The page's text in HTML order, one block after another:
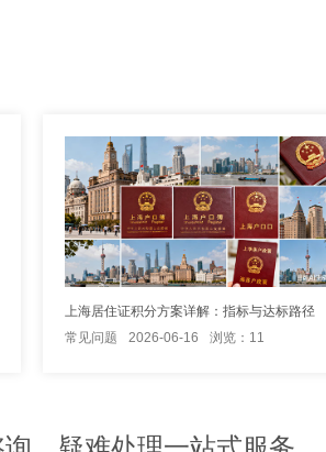
上海居住证积分方案详解：指标与达标路径
常见问题
2026-06-16 浏览：11